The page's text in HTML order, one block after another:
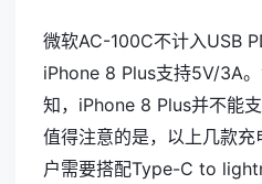
微软AC-100C不计入USB
iPhone 8 Plus支持5V/3A
知，iPhone 8 Plus并不能
值得注意的是，以上几款
户需要搭配Type-C to